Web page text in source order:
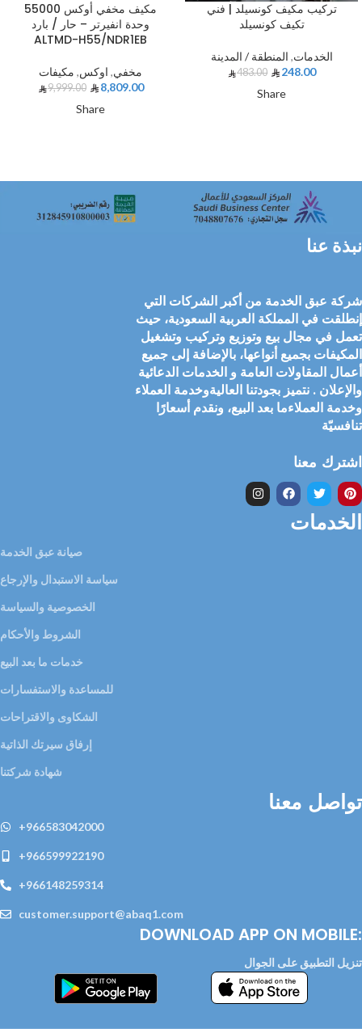
مكيف مخفي أوكس 55000
وحدة انفيرتر – حار / بارد
ALTMD-H55/NDR1EB
مخفي, اوكس, مكيفات
9,999.00
8,809.00
Share
تركيب مكيف كونسيلد | فني
تكيف كونسيلد
الخدمات, المنطقة / المدينة
483.00
248.00
Share
نبذة عنا
شركة عبق الخدمة من أكبر الشركات التي
إنطلقت في المملكة العربية السعودية، حيث
تعمل في مجال بيع وتوزيع وتركيب وتشغيل
المكيفات بجميع أنواعها، بالإضافة إلى جميع
أعمال المقاولات العامة و الخدمات الدعائية
والإعلان . نتميز بجودتنا العاليةوخدمة العملاء
وخدمة العملاءما بعد البيع، ونقدم أسعارًا
تنافسيّة
اشترك معنا
الخدمات
صيانة عبق الخدمة
سياسة الاستبدال والإرجاع
الخصوصية والسياسة
الشروط والأحكام
خدمات ما بعد البيع
للمساعدة والاستفسارات
الشكاوى والاقتراحات
إرفاق سيرتك الذاتية
شهادة شركتنا
تواصل معنا
+966583042000
+966599922190
+966148259314
customer.support@abaq1.com
DOWNLOAD APP ON MOBILE:
تنزيل التطبيق على الجوال